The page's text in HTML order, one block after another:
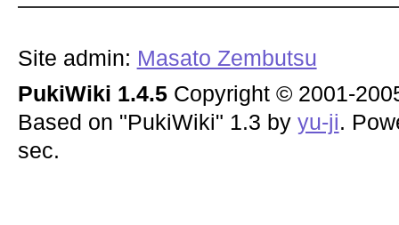
Site admin: Masato Zembutsu
PukiWiki 1.4.5Copyright © 2001-
Based on "PukiWiki" 1.3 by yu-ji.
sec.